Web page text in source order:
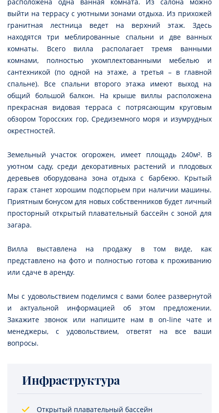
выйти на террасу с уютными зонами отдыха. Из прихожей
гранитная лестница ведет на верхний этаж. Здесь
находятся три меблированные спальни и две ванных
комнаты. Всего вилла располагает тремя ванными
комнами, полностью укомплектованными мебелью и
сантехникой (по одной на этаже, а третья – в главной
спальне). Все спальни второго этажа имеют выход на
общий большой балкон. На крыше виллы расположена
прекрасная видовая терраса с потрясающим круговым
обзором Торосских гор, Средиземного моря и изумрудных
окрестностей.
Земельный участок огорожен, имеет площадь 240м². В
уютном саду, среди декоративных растений и плодовых
деревьев оборудована зона отдыха с барбекю. Крытый
гараж станет хорошим подспорьем при наличии машины.
Приятным бонусом для новых собственников будет личный
просторный открытый плавательный бассейн с зоной для
загара.
Вилла выставлена на продажу в том виде, как
представлено на фото и полностью готова к проживанию
или сдаче в аренду.
Мы с удовольствием поделимся с вами более развернутой
и актуальной информацией об этом предложении.
Закажите звонок или напишите нам в on-line чате и
менеджеры, с удовольствием, ответят на все ваши
вопросы.
Инфраструктура
Открытый плавательный бассейн